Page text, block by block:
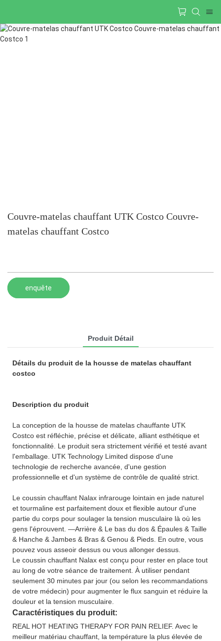
Couvre-matelas chauffant UTK Costco Couvre-
matelas chauffant Costco
enquête
Produit Détail
Détails du produit de la housse de matelas chauffant
costco
Description du produit
La conception de la housse de matelas chauffante UTK
Costco est réfléchie, précise et délicate, alliant esthétique et
fonctionnalité. Le produit sera strictement vérifié et testé avant
l'emballage. UTK Technology Limited dispose d'une
technologie de recherche avancée, d'une gestion
professionnelle et d'un système de contrôle de qualité strict.
Le coussin chauffant Nalax infrarouge lointain en jade naturel
et tourmaline est parfaitement doux et flexible autour d'une
partie du corps pour soulager la tension musculaire là où les
gens l'éprouvent. —Arrière & Le bas du dos & Épaules & Taille
& Hanche & Jambes & Bras & Genou & Pieds. En outre, vous
pouvez vous asseoir dessus ou vous allonger dessus.
Le coussin chauffant Nalax est conçu pour rester en place tout
au long de votre séance de traitement. À utiliser pendant
seulement 30 minutes par jour (ou selon les recommandations
de votre médecin) pour augmenter le flux sanguin et réduire la
douleur et la tension musculaire.
Caractéristiques du produit:
REAL HOT HEATING THERAPY FOR PAIN RELIEF. Avec le
meilleur matériau chauffant, la température la plus élevée de